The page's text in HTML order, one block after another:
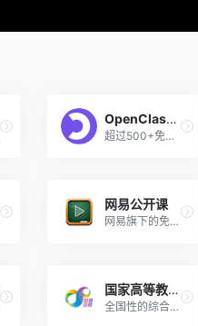
OpenClassrooms
超过500+免费高质量课程
网易公开课
网易旗下的免费公开课平台
国家高等教育智慧教育平台
全国性的综合性在线开放课程平台